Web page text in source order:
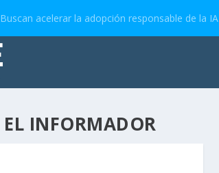
Buscan acelerar la adopción responsable de la IA
EL INFORMADOR